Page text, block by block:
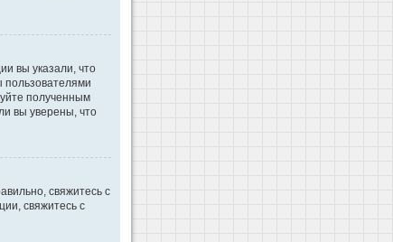
вы указали, что
пользователями
полученным
вы уверены, что
свяжитесь с
свяжитесь с